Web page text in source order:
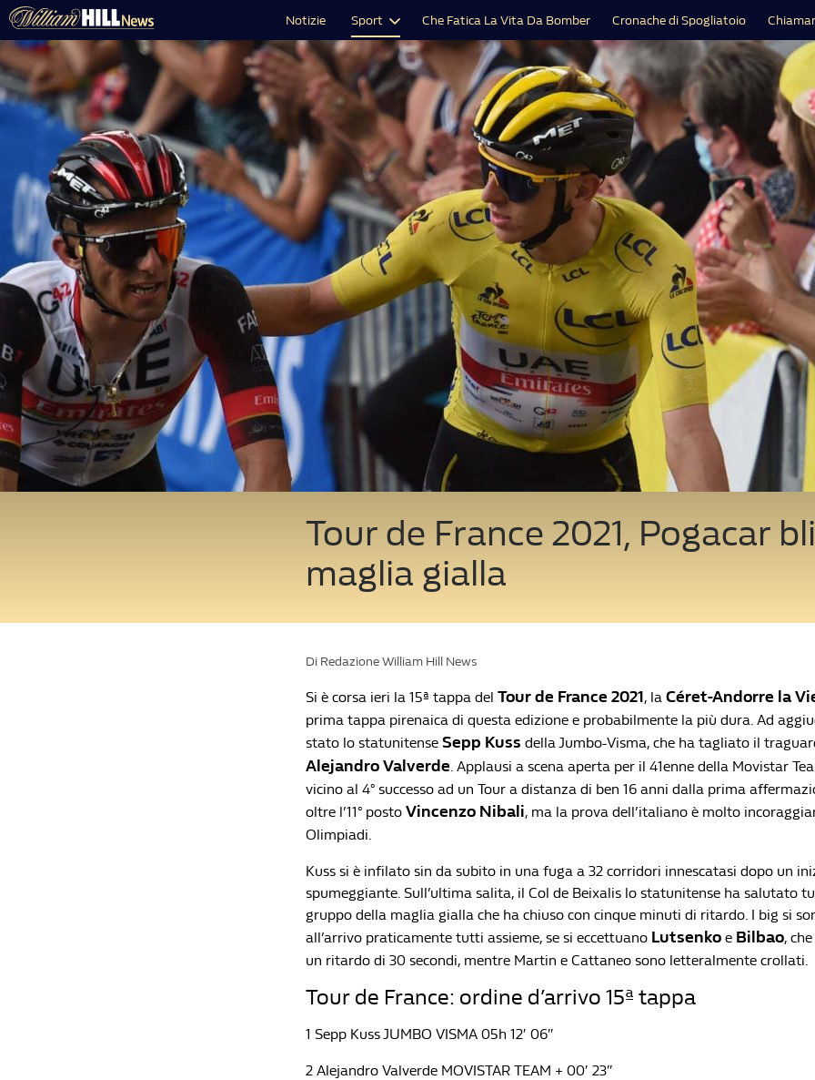
Notizie Sport Che Fatica La Vita Da Bomber Cronache di Spogliatoio
Tour de France 2021, Pogacar
maglia gialla
Di Redazione William Hill News
Si è corsa ieri la 15ª tappa del Tour de France 2021, la Céret-Andorre la
prima tappa pirenaica di questa edizione e probabilmente la più dura. Ad
stato lo statunitense Sepp Kuss della Jumbo-Visma, che ha tagliato il
Alejandro Valverde. Applausi a scena aperta per il 41enne della Movistar
vicino al 4° successo ad un Tour a distanza di ben 16 anni dalla prima
oltre l’11° posto Vincenzo Nibali, ma la prova dell’italiano è molto
Olimpiadi.
Kuss si è infilato sin da subito in una fuga a 32 corridori innescatasi dopo un
spumeggiante. Sull’ultima salita, il Col de Beixalis lo statunitense ha salutato
gruppo della maglia gialla che ha chiuso con cinque minuti di ritardo. I big si
all’arrivo praticamente tutti assieme, se si eccettuano Lutsenko e Bilbao,
un ritardo di 30 secondi, mentre Martin e Cattaneo sono letteralmente crollati.
Tour de France: ordine d’arrivo 15ª tappa
1 Sepp Kuss JUMBO VISMA 05h 12′ 06″
2 Alejandro Valverde MOVISTAR TEAM + 00′ 23″